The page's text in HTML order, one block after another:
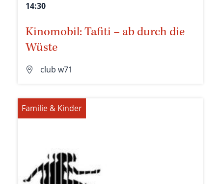
14:30
Kinomobil: Tafiti – ab durch die
Wüste
club w71
Familie & Kinder